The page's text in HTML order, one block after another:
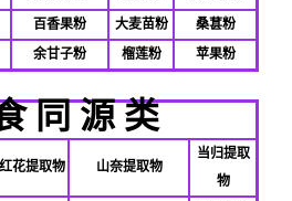
百香果粉 大麦苗粉
桑葚粉
余甘子粉 榴莲粉 苹果粉
同 源 类
花提取物 山奈提取物
当归提取
物